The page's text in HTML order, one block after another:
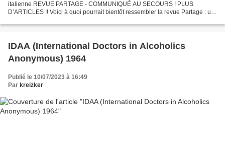
italienne REVUE PARTAGE - COMMUNIQUÉ AU SECOURS ! PLUS
D’ARTICLES !! Voici à quoi pourrait bientôt ressembler la revue Partage : un
IDAA (International Doctors in Alcoholics
Anonymous) 1964
Publié le 10/07/2023 à 16:49
Par kreizker